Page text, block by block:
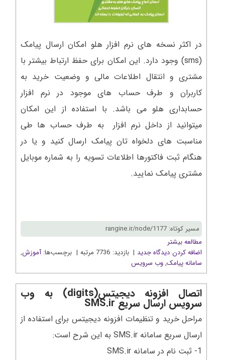
در اکثر نسخه های نرم افزار هلو امکان ارسال پیامک
(sms) وجود دارد. این امکان برای حفظ ارتباط بیشتر با
مشتری و انتقال اطلاعات مالی و وضعیت خرید به
کاربران و طرف حساب های موجود در نرم افزار
حسابداری هلو می باشد. با استفاده از این امکان
میتوانید از داخل نرم افزار به طرف حساب ها طی
مناسبت های دلخواه تان پیامک ارسال کنید و یا در
هنگام ثبت فاکتورها اطلاعات تسویه را به شماره موبایل
مشتری پیامک نمایید.
مسیر کوتاه: rangine.ir/node/1177
مطالعه بیشتر
اضافه کردن دیدگاه جدید | بازدید: 7736 مرتبه | برچسب‌ها: آموزش,
سامانه پیامک,وب سرويس
اتصال افزونه دیجیتس(digits) به وب
سرویس ارسال سریع SMS.ir
مراحل خرید و تنظیمات افزونه دیجیتس برای استفاده از
ارسال سریع سامانه SMS.ir به این شرح است:
1- ثبت نام در سامانه SMS.ir